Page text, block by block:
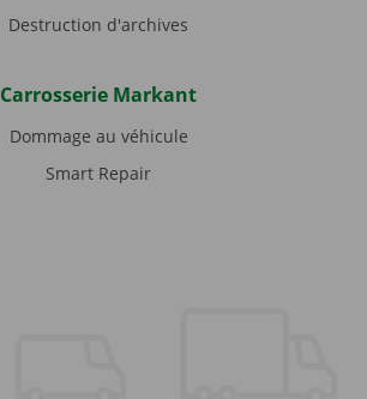
Destruction d'archives
Carrosserie Markant
Dommage au véhicule
Smart Repair